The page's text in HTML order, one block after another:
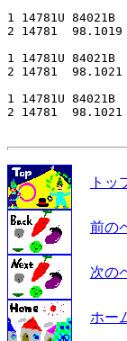
1 14781U
2 14781  98.1019
1 14781U
2 14781
1 14781U
2 14781
トッ
前の
次の
ホー